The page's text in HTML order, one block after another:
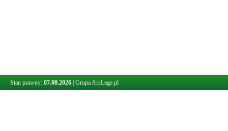
Stan prawny: 07.08.2026 Grupa ArsLege.pl